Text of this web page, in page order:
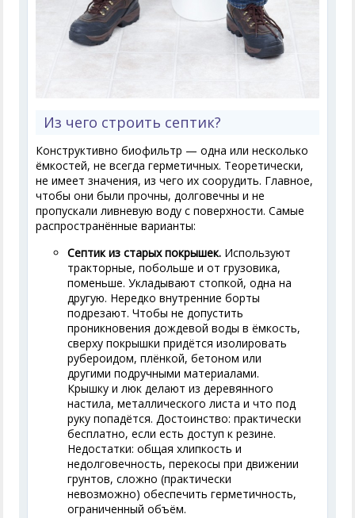
Из чего строить септик?
Конструктивно биофильтр — одна или несколько
ёмкостей, не всегда герметичных. Теоретически,
не имеет значения, из чего их соорудить. Главное,
чтобы они были прочны, долговечны и не
пропускали ливневую воду с поверхности. Самые
распространённые варианты:
Септик из старых покрышек. Используют
тракторные, побольше и от грузовика,
поменьше. Укладывают стопкой, одна на
другую. Нередко внутренние борты
подрезают. Чтобы не допустить
проникновения дождевой воды в ёмкость,
сверху покрышки придётся изолировать
рубероидом, плёнкой, бетоном или
другими подручными материалами.
Крышку и люк делают из деревянного
настила, металлического листа и что под
руку попадётся. Достоинство: практически
бесплатно, если есть доступ к резине.
Недостатки: общая хлипкость и
недолговечность, перекосы при движении
грунтов, сложно (практически
невозможно) обеспечить герметичность,
ограниченный объём.